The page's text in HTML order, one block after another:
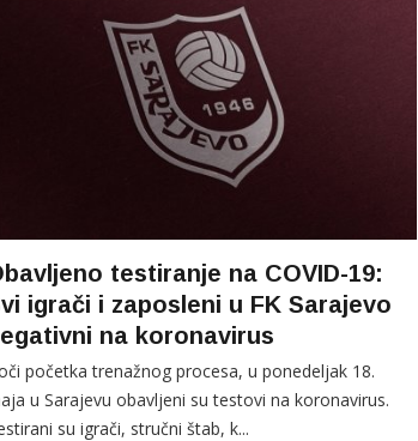
testiranje na COVID-19:
igrači i zaposleni u FK Sarajevo
na koronavirus
početka trenažnog procesa, u ponedeljak 18.
u Sarajevu obavljeni su testovi na koronavirus.
su igrači, stručni štab, k...